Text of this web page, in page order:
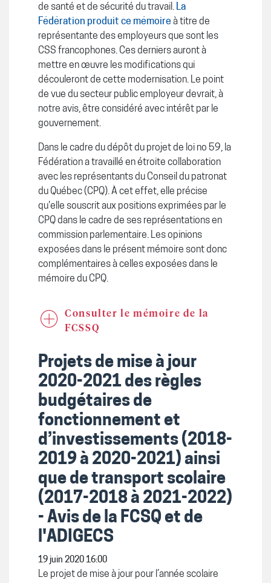
de santé et de sécurité du travail. La
Fédération produit ce mémoire à titre de
représentante des employeurs que sont les
CSS francophones. Ces derniers auront à
mettre en œuvre les modifications qui
découleront de cette modernisation. Le point
de vue du secteur public employeur devrait, à
notre avis, être considéré avec intérêt par le
gouvernement.
Dans le cadre du dépôt du projet de loi no 59, la
Fédération a travaillé en étroite collaboration
avec les représentants du Conseil du patronat
du Québec (CPQ). À cet effet, elle précise
qu'elle souscrit aux positions exprimées par le
CPQ dans le cadre de ses représentations en
commission parlementaire. Les opinions
exposées dans le présent mémoire sont donc
complémentaires à celles exposées dans le
mémoire du CPQ.
Consulter le mémoire de la
FCSSQ
Projets de mise à jour
2020-2021 des règles
budgétaires de
fonctionnement et
d’investissements (2018-
2019 à 2020-2021) ainsi
que de transport scolaire
(2017-2018 à 2021-2022)
- Avis de la FCSQ et de
l'ADIGECS
19 juin 2020 16:00
Le projet de mise à jour pour l’année scolaire